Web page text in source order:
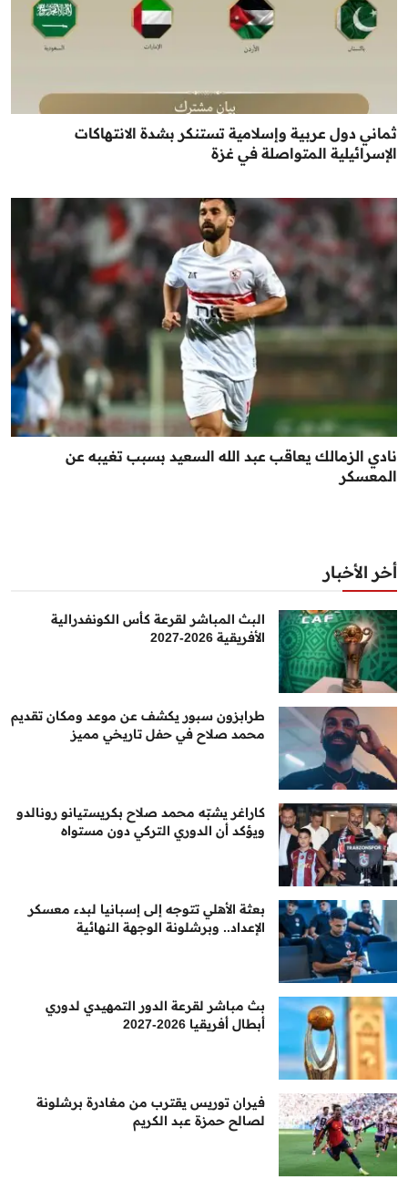
ثماني دول عربية وإسلامية تستنكر بشدة الانتهاكات
الإسرائيلية المتواصلة في غزة
نادي الزمالك يعاقب عبد الله السعيد بسبب تغيبه عن
المعسكر
أخر الأخبار
البث المباشر لقرعة كأس الكونفدرالية
الأفريقية 2026-2027
طرابزون سبور يكشف عن موعد ومكان تقديم
محمد صلاح في حفل تاريخي مميز
كاراغر يشبّه محمد صلاح بكريستيانو رونالدو
ويؤكد أن الدوري التركي دون مستواه
بعثة الأهلي تتوجه إلى إسبانيا لبدء معسكر
الإعداد.. وبرشلونة الوجهة النهائية
بث مباشر لقرعة الدور التمهيدي لدوري
أبطال أفريقيا 2026-2027
فيران توريس يقترب من مغادرة برشلونة
لصالح حمزة عبد الكريم